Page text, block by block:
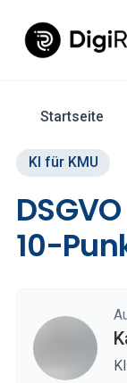
Startseite
KI für KMU
10-